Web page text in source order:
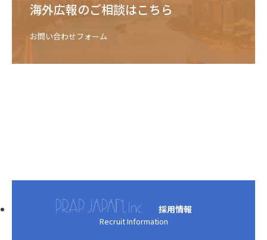
海外広報のご相談はこちら
お問い合わせフォーム
採用情報
Recruit Information